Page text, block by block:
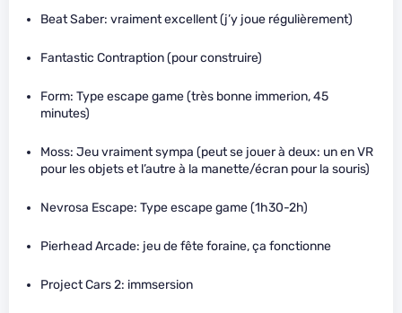
Beat Saber: vraiment excellent (j’y joue régulièrement)
Fantastic Contraption (pour construire)
Form: Type escape game (très bonne immerion, 45
minutes)
Moss: Jeu vraiment sympa (peut se jouer à deux: un en VR
pour les objets et l’autre à la manette/écran pour la souris)
Nevrosa Escape: Type escape game (1h30-2h)
Pierhead Arcade: jeu de fête foraine, ça fonctionne
Project Cars 2: immsersion